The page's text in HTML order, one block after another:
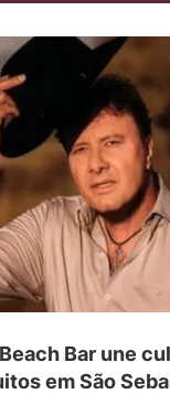
Bar une
em São